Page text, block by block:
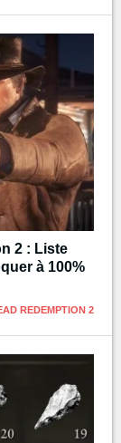
2 : Liste
à 100%
REDEMPTION 2